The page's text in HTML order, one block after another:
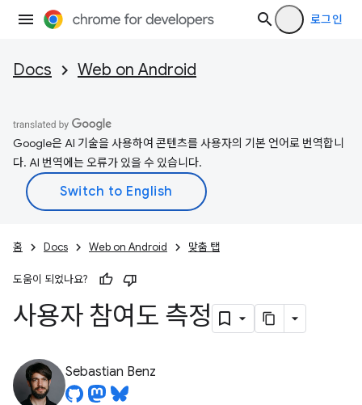
로그인
Docs Web on Android
Google은 AI 기술을 사용하여 콘텐츠를 사용자의 기본 언어로 번역합니
다. AI 번역에는 오류가 있을 수 있습니다.
홈 Docs Web on Android 맞춤 탭
도움이 되었나요?
사용자 참여도 측정
Sebastian Benz